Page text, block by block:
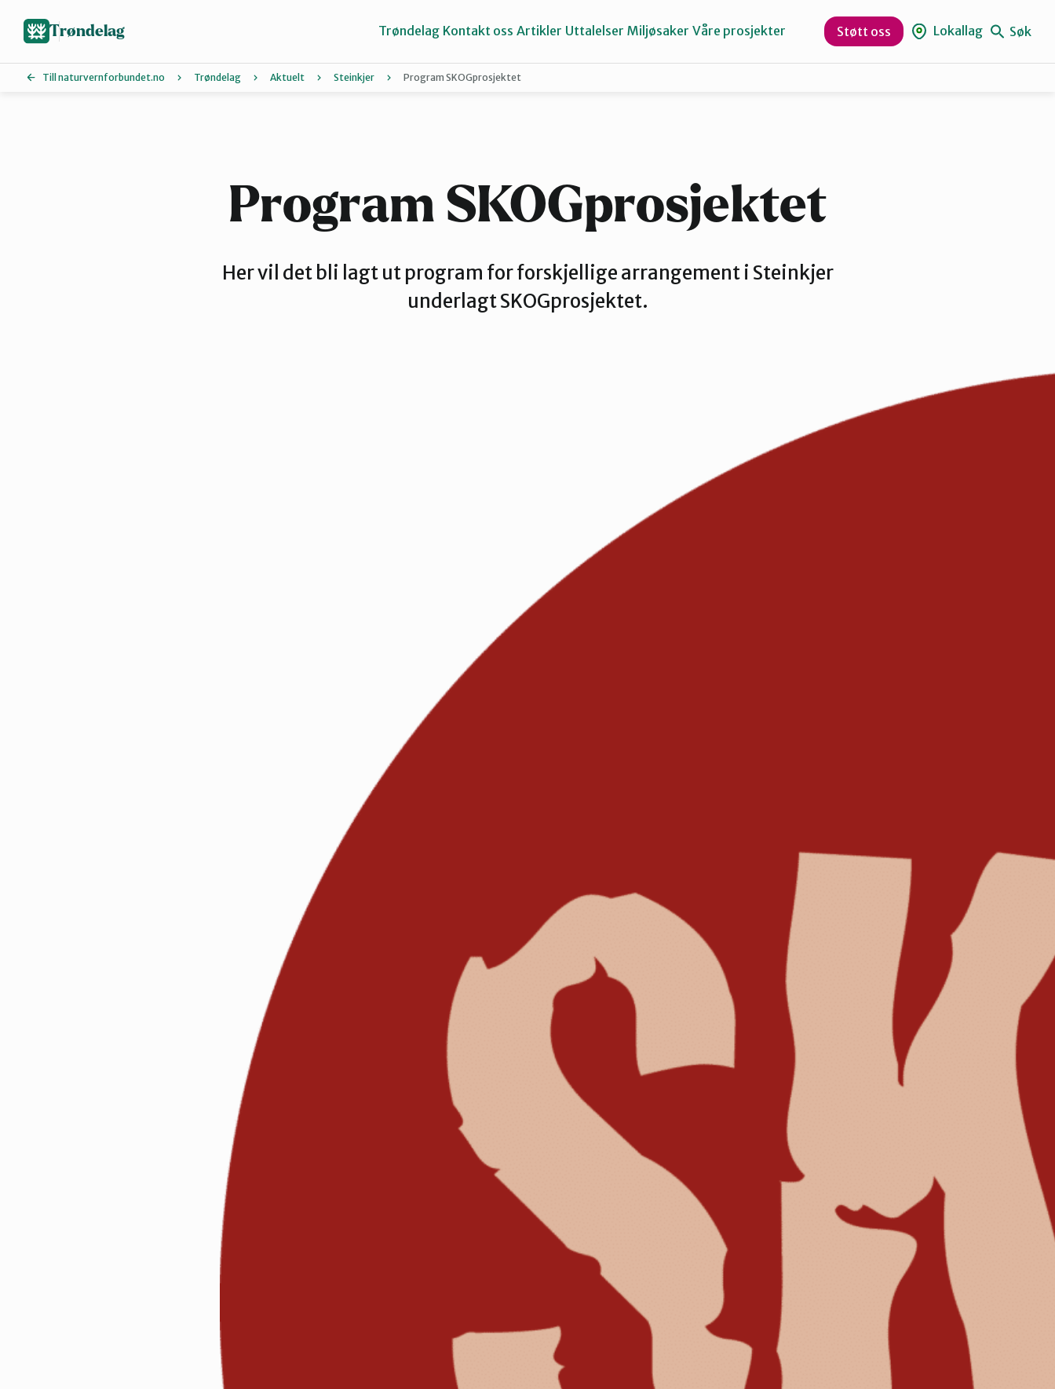
hovedinnhold
Namdalen Orklaregionen
Stjørdal og Meråker
Trøndelag Trøndelag Kontakt oss Artikler Uttalelser Miljøsaker Våre prosjekter Støtt oss Lokallag Søk
Till naturvernforbundet.no Trøndelag Aktuelt Steinkjer Program SKOGprosjektet
Program SKOGprosjektet
Her vil det bli lagt ut program for forskjellige arrangement i Steinkjer
underlagt SKOGprosjektet.